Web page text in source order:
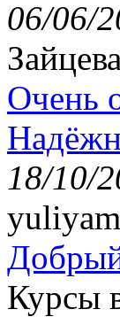
06/06/
Зайцева
Очень
18/10/
Добрый
Курсы